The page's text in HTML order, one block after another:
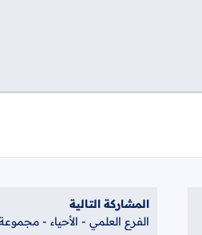
المشاركة التالية